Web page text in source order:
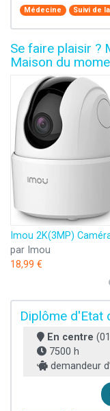
Médecine Suivi de
Se faire plaisir ?
Maison du
par Imou
18,99 €
Diplôme d'Etat
En centre
7500 h
demandeur